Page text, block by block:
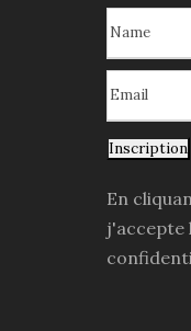
Inscription
En
j'accepte